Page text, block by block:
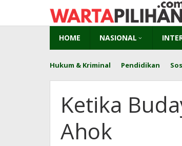
content
HOME NASIONAL
Hukum & Kriminal Pendidikan
Ketika
Ahok